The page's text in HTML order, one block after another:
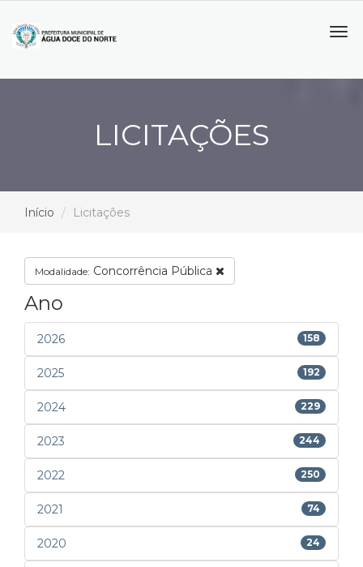
LICITAÇÕES
Início Licitações
Modalidade: Concorrência Pública
Ano
2026 158
2025 192
2024 229
2023 244
2022 250
2021 74
2020 24